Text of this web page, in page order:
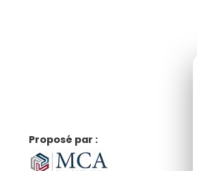
Proposé par :